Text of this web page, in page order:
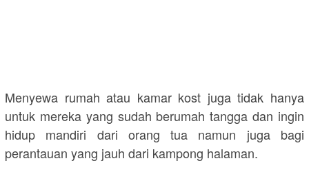
Menyewa rumah atau kamar kost juga tidak hanya
untuk mereka yang sudah berumah tangga dan ingin
hidup mandiri dari orang tua namun juga bagi
perantauan yang jauh dari kampong halaman.